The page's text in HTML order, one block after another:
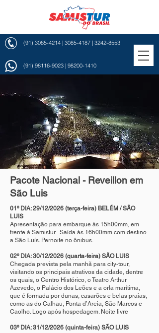
(91) 3085-4214 | 3085-4187 | 3242-8553
(91) 98116-9023 | 98200-1410
Pacote Nacional - Reveillon em
São Luis
01º DIA: 29/12/2026 (terça-feira) BELÉM / SÃO
LUIS
Apresentação para embarque às 15h00mm, em
frente à Samistur. Saída às 16h00mm com destino
a São Luís. Pernoite no ônibus.
02º DIA: 30/12/2026 (quarta-feira) SÃO LUIS
Chegada prevista pela manhã para city-tour,
visitando os principais atrativos da cidade, dentre
os quais, o Centro Histórico, o Teatro Arthur
Azevedo, o Palácio dos Leões e a orla marítima,
que é formada por dunas, casarões e belas praias,
como as do Calhau, Ponta d’Areia, São Marcos e
Caolho. Logo após hospedagem. Noite livre
03º DIA: 31/12/2026 (quinta-feira) SÃO LUIS